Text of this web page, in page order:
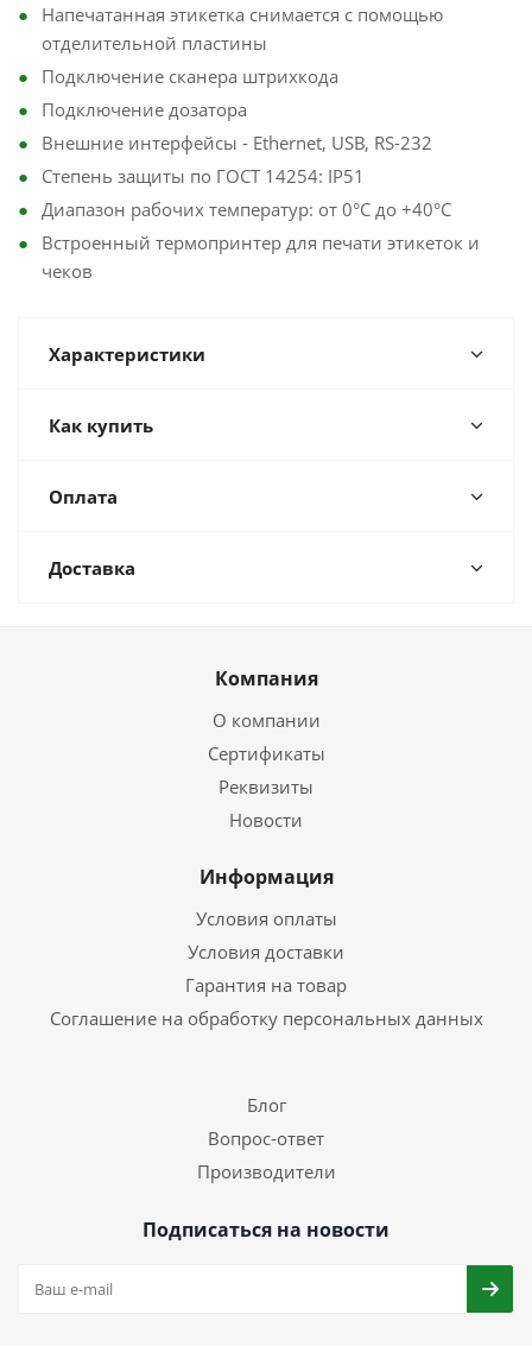
Напечатанная этикетка снимается с помощью
отделительной пластины
Подключение сканера штрихкода
Подключение дозатора
Внешние интерфейсы - Ethernet, USB, RS-232
Степень защиты по ГОСТ 14254: IP51
Диапазон рабочих температур: от 0°C до +40°C
Встроенный термопринтер для печати этикеток и
чеков
Характеристики
Как купить
Оплата
Доставка
Компания
О компании
Сертификаты
Реквизиты
Новости
Информация
Условия оплаты
Условия доставки
Гарантия на товар
Соглашение на обработку персональных данных
Блог
Вопрос-ответ
Производители
Подписаться на новости